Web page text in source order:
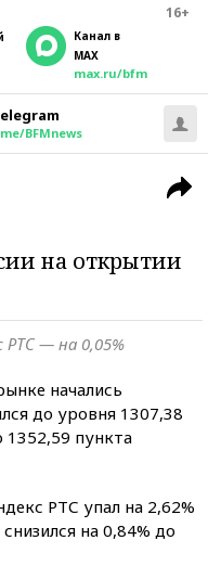
16+
Канал в
MAX
max.ru/bfm
BFMnews
на открытии
РТС — на 0,05%
начались
до уровня 1307,38
пункта
РТС упал на 2,62%
на 0,84% до